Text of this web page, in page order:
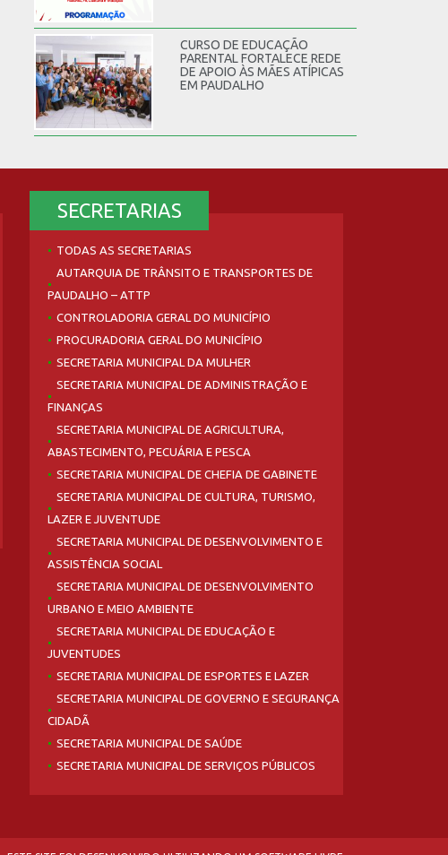
CURSO DE EDUCAÇÃO
PARENTAL FORTALECE REDE
DE APOIO ÀS MÃES ATÍPICAS
EM PAUDALHO
SECRETARIAS
TODAS AS SECRETARIAS
AUTARQUIA DE TRÂNSITO E TRANSPORTES DE
PAUDALHO – ATTP
CONTROLADORIA GERAL DO MUNICÍPIO
PROCURADORIA GERAL DO MUNICÍPIO
SECRETARIA MUNICIPAL DA MULHER
SECRETARIA MUNICIPAL DE ADMINISTRAÇÃO E
FINANÇAS
SECRETARIA MUNICIPAL DE AGRICULTURA,
ABASTECIMENTO, PECUÁRIA E PESCA
SECRETARIA MUNICIPAL DE CHEFIA DE GABINETE
SECRETARIA MUNICIPAL DE CULTURA, TURISMO,
LAZER E JUVENTUDE
SECRETARIA MUNICIPAL DE DESENVOLVIMENTO E
ASSISTÊNCIA SOCIAL
SECRETARIA MUNICIPAL DE DESENVOLVIMENTO
URBANO E MEIO AMBIENTE
SECRETARIA MUNICIPAL DE EDUCAÇÃO E
JUVENTUDES
SECRETARIA MUNICIPAL DE ESPORTES E LAZER
SECRETARIA MUNICIPAL DE GOVERNO E SEGURANÇA
CIDADÃ
SECRETARIA MUNICIPAL DE SAÚDE
SECRETARIA MUNICIPAL DE SERVIÇOS PÚBLICOS